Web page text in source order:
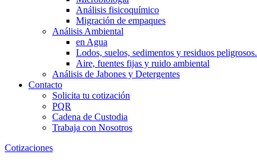
Análisis fisicoquímico
Migración de empaques
Análisis Ambiental
en Agua
Lodos, suelos, sedimentos y residuos peligrosos.
Aire, fuentes fijas y ruido ambiental
Análisis de Jabones y Detergentes
Contacto
Solicita tu cotización
PQR
Cadena de Custodia
Trabaja con Nosotros
Cotizaciones